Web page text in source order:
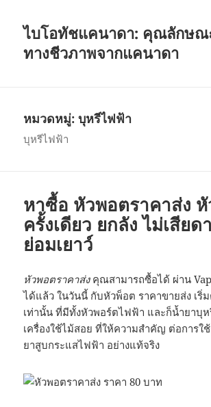
ไบโอทัชแคนาดา: คุณลักษณ
ทางชีวภาพจากแคนาดา
หมวดหมู่:บุหรีไฟฟ้า
บุหรีไฟฟ้า
หาซื้อ หัวพอตราคาส่ง
ครั้งเดียว ยกลัง ไม่เสียด
ย่อมเยาว์
หัวพอตราคาส่งคุณสามารถซื้อได้ ผ่าน
ได้แล้ว ในวันนี้ กับหัวพ็อต ราคาขายส่ง เริ่
เท่านั้น ที่มีทั้งหัวพอร์ตไฟฟ้า และก็น้ำยาบุ
เครื่องใช้ไม้สอย ที่ให้ความสำคัญ ต่อการใ
ยาสูบกระแสไฟฟ้า อย่างแท้จริง